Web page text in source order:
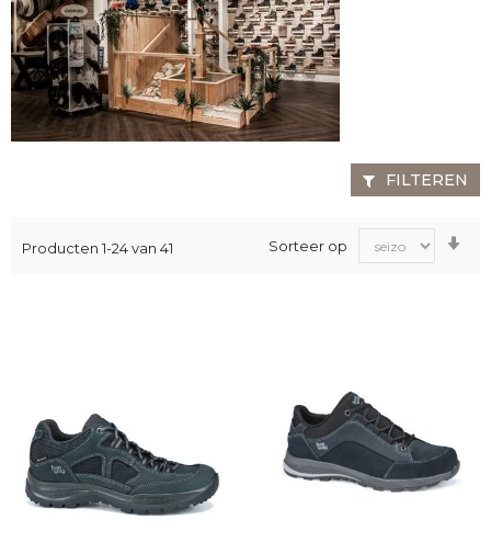
Producten 1-24van 41 Sorteer op
FILTEREN